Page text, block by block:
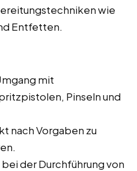
wie
Entfetten.
mit
Pinseln und
nach Vorgaben zu
der Durchführung von